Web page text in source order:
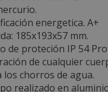
energetica. A+
185x193x57 mm.
de proteción IP 54
de cualquier
los chorros de agua.
realizado en